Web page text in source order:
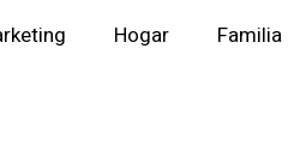
Hogar Familia